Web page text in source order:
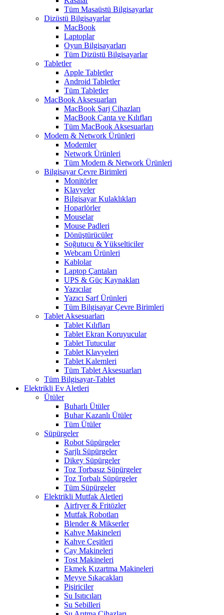
Tüm Masaüstü Bilgisayarlar
Dizüstü Bilgisayarlar
MacBook
Laptoplar
Oyun Bilgisayarları
Tüm Dizüstü Bilgisayarlar
Tabletler
Apple Tabletler
Android Tabletler
Tüm Tabletler
MacBook Aksesuarları
MacBook Şarj Cihazları
MacBook Çanta ve Kılıfları
Tüm MacBook Aksesuarları
Modem & Network Ürünleri
Modemler
Network Ürünleri
Tüm Modem & Network Ürünleri
Bilgisayar Çevre Birimleri
Monitörler
Klavyeler
BiIgisayar Kulaklıkları
Hoparlörler
Mouselar
Mouse Padleri
Dönüştürücüler
Soğutucu & Yükselticiler
Webcam Ürünleri
Kablolar
Laptop Çantaları
UPS & Güç Kaynakları
Yazıcılar
Yazıcı Sarf Ürünleri
Tüm Bilgisayar Çevre Birimleri
Tablet Aksesuarları
Tablet Kılıfları
Tablet Ekran Koruyucular
Tablet Tutucular
Tablet Klavyeleri
Tablet Kalemleri
Tüm Tablet Aksesuarları
Tüm Bilgisayar-Tablet
Elektrikli Ev Aletleri
Ütüler
Buharlı Ütüler
Buhar Kazanlı Ütüler
Tüm Ütüler
Süpürgeler
Robot Süpürgeler
Şarjlı Süpürgeler
Dikey Süpürgeler
Toz Torbasız Süpürgeler
Toz Torbalı Süpürgeler
Tüm Süpürgeler
Elektrikli Mutfak Aletleri
Airfryer & Fritözler
Mutfak Robotları
Blender & Mikserler
Kahve Makineleri
Kahve Çeşitleri
Çay Makineleri
Tost Makineleri
Ekmek Kızartma Makineleri
Meyve Sıkacakları
Pişiriciler
Su Isıtıcıları
Su Sebilleri